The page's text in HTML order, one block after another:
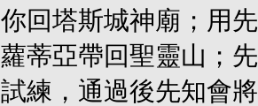
你回塔斯城神廟；用
蘿蒂亞帶回聖靈山；
試練，通過後先知會